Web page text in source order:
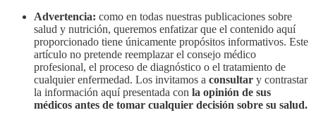
Advertencia: como en todas nuestras publicaciones sobre
salud y nutrición, queremos enfatizar que el contenido aquí
proporcionado tiene únicamente propósitos informativos. Este
artículo no pretende reemplazar el consejo médico
profesional, el proceso de diagnóstico o el tratamiento de
cualquier enfermedad. Los invitamos a consultar y contrastar
la información aquí presentada con la opinión de sus
médicos antes de tomar cualquier decisión sobre su salud.